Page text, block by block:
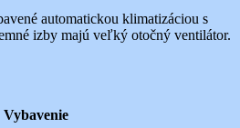
automatickou klimatizáciou s
izby majú veľký otočný ventilátor.
Vybavenie